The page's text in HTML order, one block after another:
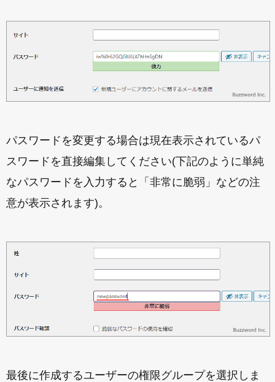
パスワードを変更する場合は現在表示されているパ
スワードを直接編集してください(下記のように単純
なパスワードを入力すると「非常に脆弱」などの注
意が表示されます)。
最後に作成するユーザーの権限グループを選択しま